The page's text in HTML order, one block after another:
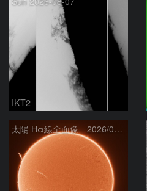
IKT2
太陽 Hα線全面像 2026/08/07